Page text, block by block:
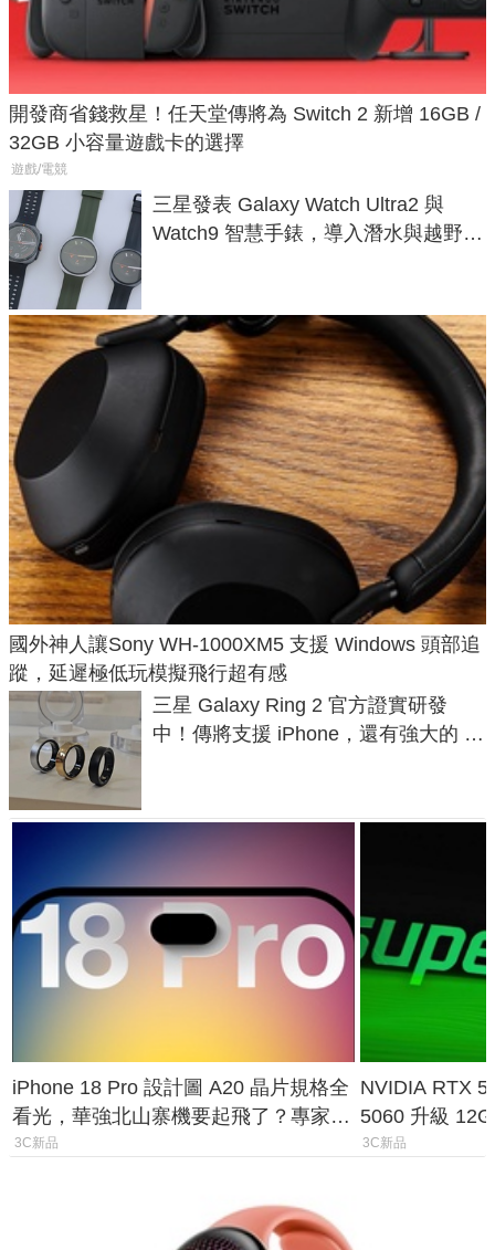
開發商省錢救星！任天堂傳將為 Switch 2 新增 16GB /
32GB 小容量遊戲卡的選擇
遊戲/電競
三星發表 Galaxy Watch Ultra2 與
Watch9 智慧手錶，導入潛水與越野跑
國外神人讓Sony WH-1000XM5 支援 Windows 頭部追
蹤，延遲極低玩模擬飛行超有感
三星 Galaxy Ring 2 官方證實研發
中！傳將支援 iPhone，還有強大的 AI
iPhone 18 Pro 設計圖 A20 晶片規格全
看光，華強北山寨機要起飛了？專家曝
山寨機無法復刻兩大關鍵
3C新品
NVIDIA RTX
5060 升級
次規格終於不
3C新品